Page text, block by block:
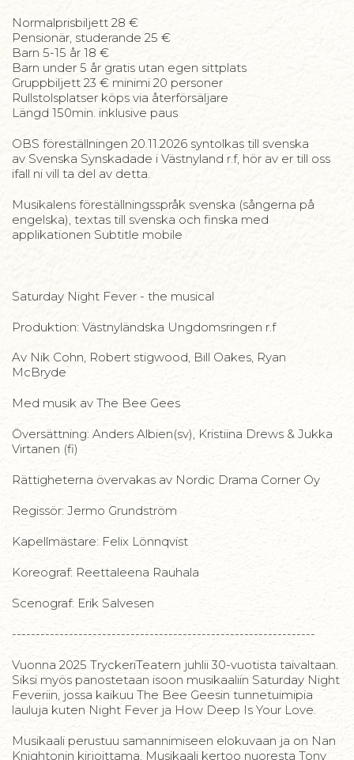
Normalprisbiljett 28 €
Pensionär, studerande 25 €
Barn 5-15 år 18 €
Barn under 5 år gratis utan egen sittplats
Gruppbiljett 23 € minimi 20 personer
Rullstolsplatser köps via återförsäljare
Längd 150min. inklusive paus
OBS föreställningen 20.11.2026 syntolkas till svenska
av Svenska Synskadade i Västnyland r.f, hör av er till oss
ifall ni vill ta del av detta.
Musikalens föreställningsspråk svenska (sångerna på
engelska), textas till svenska och finska med
applikationen Subtitle mobile
Saturday Night Fever - the musical
Produktion: Västnyländska Ungdomsringen r.f
Av Nik Cohn, Robert stigwood, Bill Oakes, Ryan
McBryde
Med musik av The Bee Gees
Översättning: Anders Albien(sv), Kristiina Drews & Jukka
Virtanen (fi)
Rättigheterna övervakas av Nordic Drama Corner Oy
Regissör: Jermo Grundström
Kapellmästare: Felix Lönnqvist
Koreograf: Reettaleena Rauhala
Scenograf: Erik Salvesen
----------------------------------------------------------------
Vuonna 2025 TryckeriTeatern juhlii 30-vuotista taivaltaan.
Siksi myös panostetaan isoon musikaaliin Saturday Night
Feveriin, jossa kaikuu The Bee Geesin tunnetuimipia
lauluja kuten Night Fever ja How Deep Is Your Love.
Musikaali perustuu samannimiseen elokuvaan ja on Nan
Knightonin kirjoittama. Musikaali kertoo nuoresta Tony